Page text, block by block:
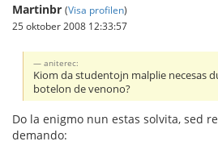
Martinbr (Visa profilen)
25 oktober 2008 12:33:57
aniterec:
Kiom da studentojn malplie necesas
botelon de venono?
Do la enigmo nun estas solvita, sed
demando: